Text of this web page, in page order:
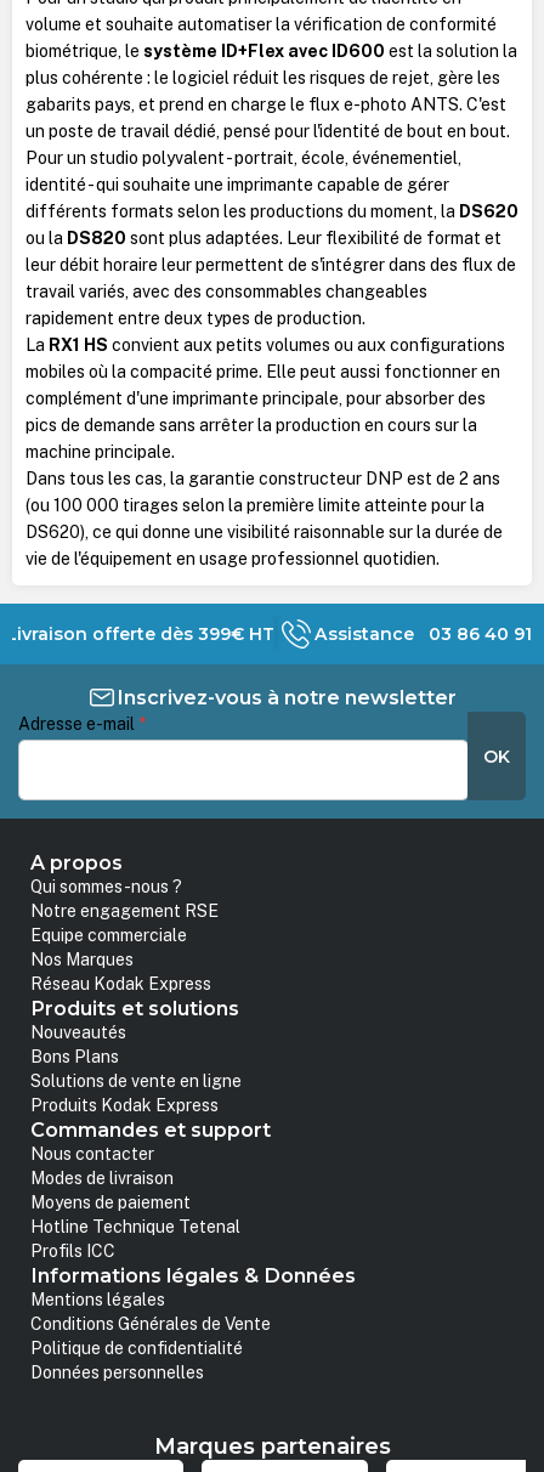
volume et souhaite automatiser la vérification de conformité
biométrique, le système ID+Flex avec ID600 est la solution la
plus cohérente : le logiciel réduit les risques de rejet, gère les
gabarits pays, et prend en charge le flux e-photo ANTS. C'est
un poste de travail dédié, pensé pour l'identité de bout en bout.
Pour un studio polyvalent - portrait, école, événementiel,
identité - qui souhaite une imprimante capable de gérer
différents formats selon les productions du moment, la DS620
ou la DS820 sont plus adaptées. Leur flexibilité de format et
leur débit horaire leur permettent de s'intégrer dans des flux de
travail variés, avec des consommables changeables
rapidement entre deux types de production.
La RX1 HS convient aux petits volumes ou aux configurations
mobiles où la compacité prime. Elle peut aussi fonctionner en
complément d'une imprimante principale, pour absorber des
pics de demande sans arrêter la production en cours sur la
machine principale.
Dans tous les cas, la garantie constructeur DNP est de 2 ans
(ou 100 000 tirages selon la première limite atteinte pour la
DS620), ce qui donne une visibilité raisonnable sur la durée de
vie de l'équipement en usage professionnel quotidien.
Livraison offerte dès 399€ HT Assistance 03 86 40 91
Inscrivez-vous à notre newsletter
Adresse e-mail *
OK
A propos
Qui sommes-nous ?
Notre engagement RSE
Equipe commerciale
Nos Marques
Réseau Kodak Express
Produits et solutions
Nouveautés
Bons Plans
Solutions de vente en ligne
Produits Kodak Express
Commandes et support
Nous contacter
Modes de livraison
Moyens de paiement
Hotline Technique Tetenal
Profils ICC
Informations légales & Données
Mentions légales
Conditions Générales de Vente
Politique de confidentialité
Données personnelles
Marques partenaires